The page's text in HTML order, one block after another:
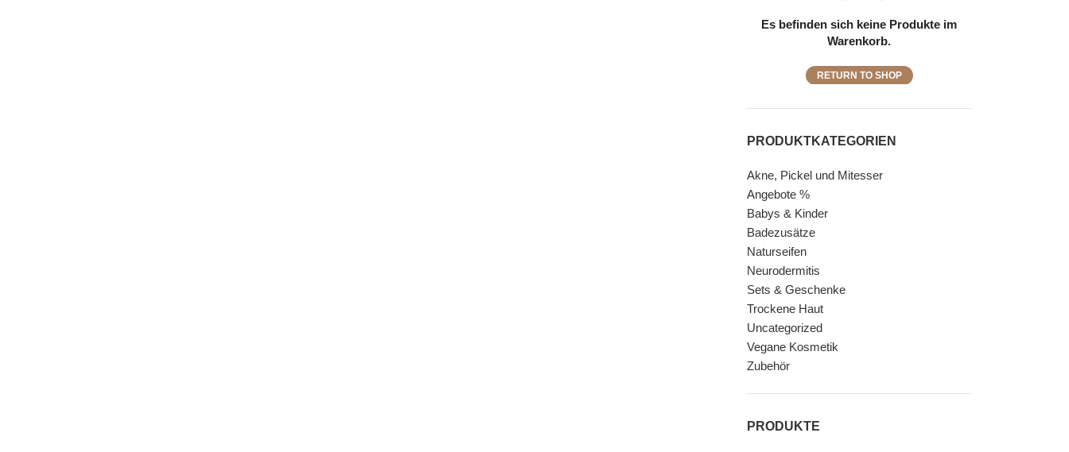
Es befinden sich keine Produkte im
Warenkorb.
RETURN TO SHOP
PRODUKTKATEGORIEN
Akne, Pickel und Mitesser
Angebote %
Babys & Kinder
Badezusätze
Naturseifen
Neurodermitis
Sets & Geschenke
Trockene Haut
Uncategorized
Vegane Kosmetik
Zubehör
PRODUKTE